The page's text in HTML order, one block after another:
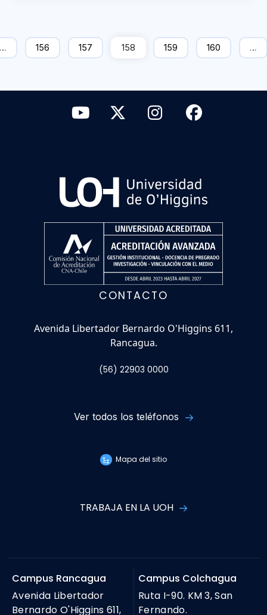
… 156 157 158 159 160 …
CONTACTO
Avenida Libertador Bernardo O'Higgins 611,
Rancagua.
(56) 22903 0000
Ver todos los teléfonos
Mapa del sitio
TRABAJA EN LA UOH
Campus Rancagua
Avenida Libertador
Bernardo O'Higgins 611,
Campus Colchagua
Ruta I-90. KM 3, San
Fernando.